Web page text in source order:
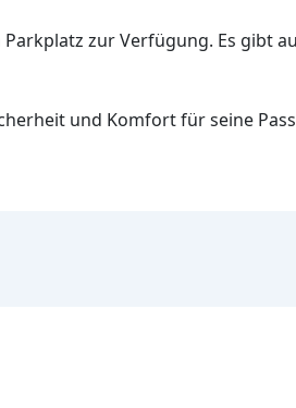
zur Verfügung. Es gibt
und Komfort für seine